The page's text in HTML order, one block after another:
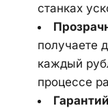
станках
получаете
каждый
процессе